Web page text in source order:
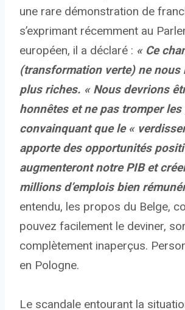
une rare démonstration de
s’exprimant récemment au
européen, il a déclaré : « Ce
(transformation verte) ne nous
plus riches. « Nous devrions
honnêtes et ne pas tromper les
convainquant que le «
apporte des opportunités
augmenteront notre PIB et
millions d’emplois bien
entendu, les propos du Belge,
pouvez facilement le deviner,
complètement inaperçus.
en Pologne.
Le scandale entourant la